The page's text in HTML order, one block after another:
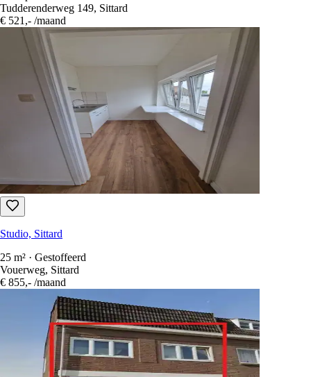
Studio, Sittard
1 slaapkamer · 26 m² · Gestoffeerd
Tudderenderweg 149, Sittard
€ 521,-
/maand